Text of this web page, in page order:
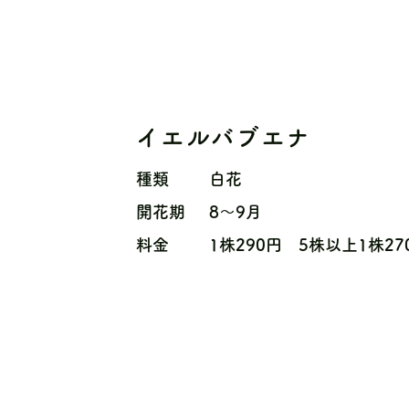
イエルバブエナ
種類
白花
開花期
8〜9月
料金
1株290円 5株以上1株